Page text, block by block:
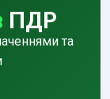
ПДР
та